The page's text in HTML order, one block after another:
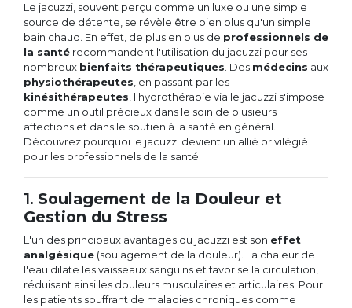
Le jacuzzi, souvent perçu comme un luxe ou une simple
source de détente, se révèle être bien plus qu'un simple
bain chaud. En effet, de plus en plus de professionnels de
la santé recommandent l'utilisation du jacuzzi pour ses
nombreux bienfaits thérapeutiques . Des médecins aux
physiothérapeutes , en passant par les
kinésithérapeutes , l'hydrothérapie via le jacuzzi s'impose
comme un outil précieux dans le soin de plusieurs
affections et dans le soutien à la santé en général.
Découvrez pourquoi le jacuzzi devient un allié privilégié
pour les professionnels de la santé.
1. Soulagement de la Douleur et
Gestion du Stress
L'un des principaux avantages du jacuzzi est son effet
analgésique (soulagement de la douleur). La chaleur de
l'eau dilate les vaisseaux sanguins et favorise la circulation,
réduisant ainsi les douleurs musculaires et articulaires. Pour
les patients souffrant de maladies chroniques comme